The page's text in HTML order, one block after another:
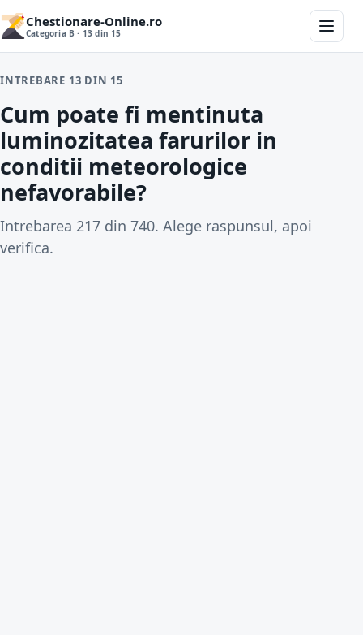
Chestionare-Online.ro
Categoria B · 13 din 15
INTREBARE 13 DIN 15
Cum poate fi mentinuta
luminozitatea farurilor in
conditii meteorologice
nefavorabile?
Intrebarea 217 din 740. Alege raspunsul, apoi
verifica.